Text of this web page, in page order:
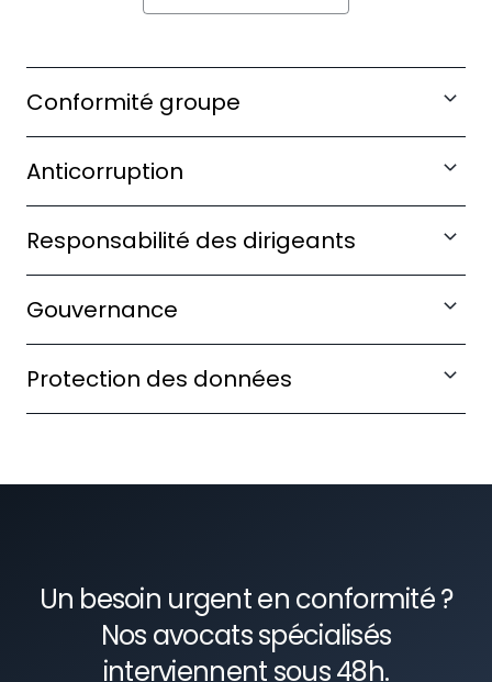
Conformité groupe
harmonisé sur l'ensemble de vos filiales.
Anticorruption
contrôles AFA.
Responsabilité des dirigeants
risques pénaux et civils.
Gouvernance
sociaux et comités spécialisés.
Protection des données
Un besoin urgent en conformité ?
Nos avocats spécialisés
interviennent sous 48h.